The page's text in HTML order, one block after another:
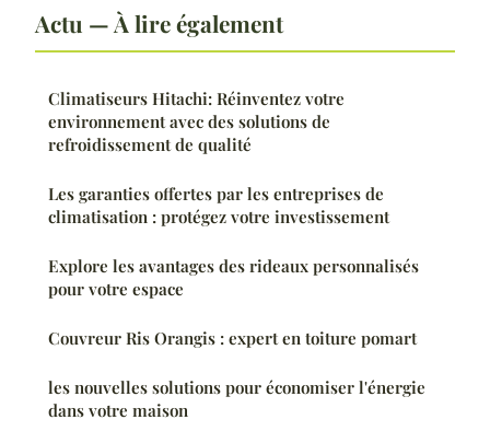
Actu — À lire également
Climatiseurs Hitachi: Réinventez votre
environnement avec des solutions de
refroidissement de qualité
Les garanties offertes par les entreprises de
climatisation : protégez votre investissement
Explore les avantages des rideaux personnalisés
pour votre espace
Couvreur Ris Orangis : expert en toiture pomart
les nouvelles solutions pour économiser l'énergie
dans votre maison